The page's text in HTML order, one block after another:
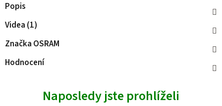
Popis
Videa (1)
Značka OSRAM
Hodnocení
Naposledy jste prohlíželi